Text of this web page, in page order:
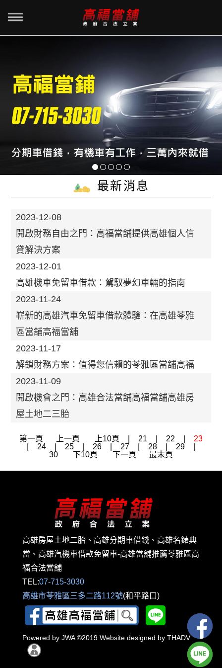
最新消息
2023-12-08
開啟財務自由之門：高福當舖提供高雄個人信
貸解決方案
2023-12-01
高雄機車免留車借款：駕馭夢幻車輛的指南
2023-11-24
嶄新的高雄汽車免留車借款體驗：在高雄苓雅
區當舖高福當舖
2023-11-17
解鎖財務方案：值得您信賴的苓雅區當舖高福
2023-11-09
開啟機會之門：高雄合法當舖高福當舖高雄房
屋土地二三胎
第一頁 上一頁 上10頁 21 22
23
24 25 26 27 28 29
30
下10頁 下一頁 最末頁
高雄房屋土地二胎、高雄分期車借錢、高雄名錶典
當、高雄汽機車借款免留車-高雄當舖推薦苓雅區高
福合法當舖
TEL:07-715-3030
高雄市苓雅區三多二路112號(和平路口)
Powered byJWA©2019 Website designed by THADV